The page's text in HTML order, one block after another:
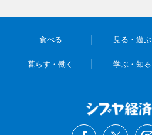
食べる 見る・遊ぶ
暮らす・働く 学ぶ・知る